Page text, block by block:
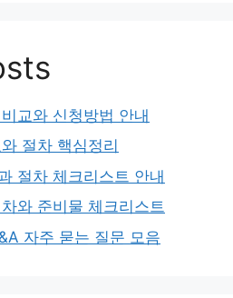
교와 신청방법 안내
절차 핵심정리
절차 체크리스트 안내
와 준비물 체크리스트
자주 묻는 질문 모음